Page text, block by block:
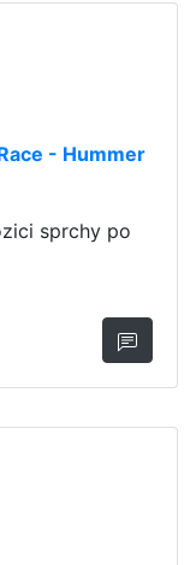
- Hummer
sprchy po